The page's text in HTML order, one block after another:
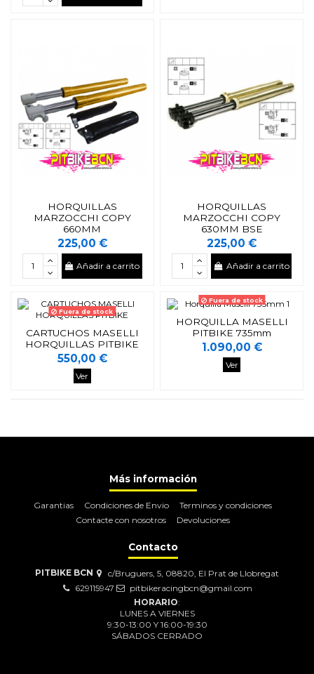
HORQUILLAS
MARZOCCHI COPY
660MM
225,00 €
Añadir a carrito
HORQUILLAS
MARZOCCHI COPY
630MM BSE
225,00 €
Añadir a carrito
Fuera de stock
CARTUCHOS MASELLI
HORQUILLAS PITBIKE
550,00 €
Ver
Fuera de stock
HORQUILLA MASELLI
PITBIKE 735mm
1.090,00 €
Ver
Más información
Garantias Condiciones de Envio
Terminos y condiciones
Contacte con nosotros
Devoluciones
Contacto
PITBIKE BCN
c/Bruguers, 5, 08820, El Prat de Llobregat
629115947
pitbikeracingbcn@gmail.com
HORARIO:
LUNES A VIERNES
9:30-13:00 Y 16:00-19:30
SÁBADOS CERRADO